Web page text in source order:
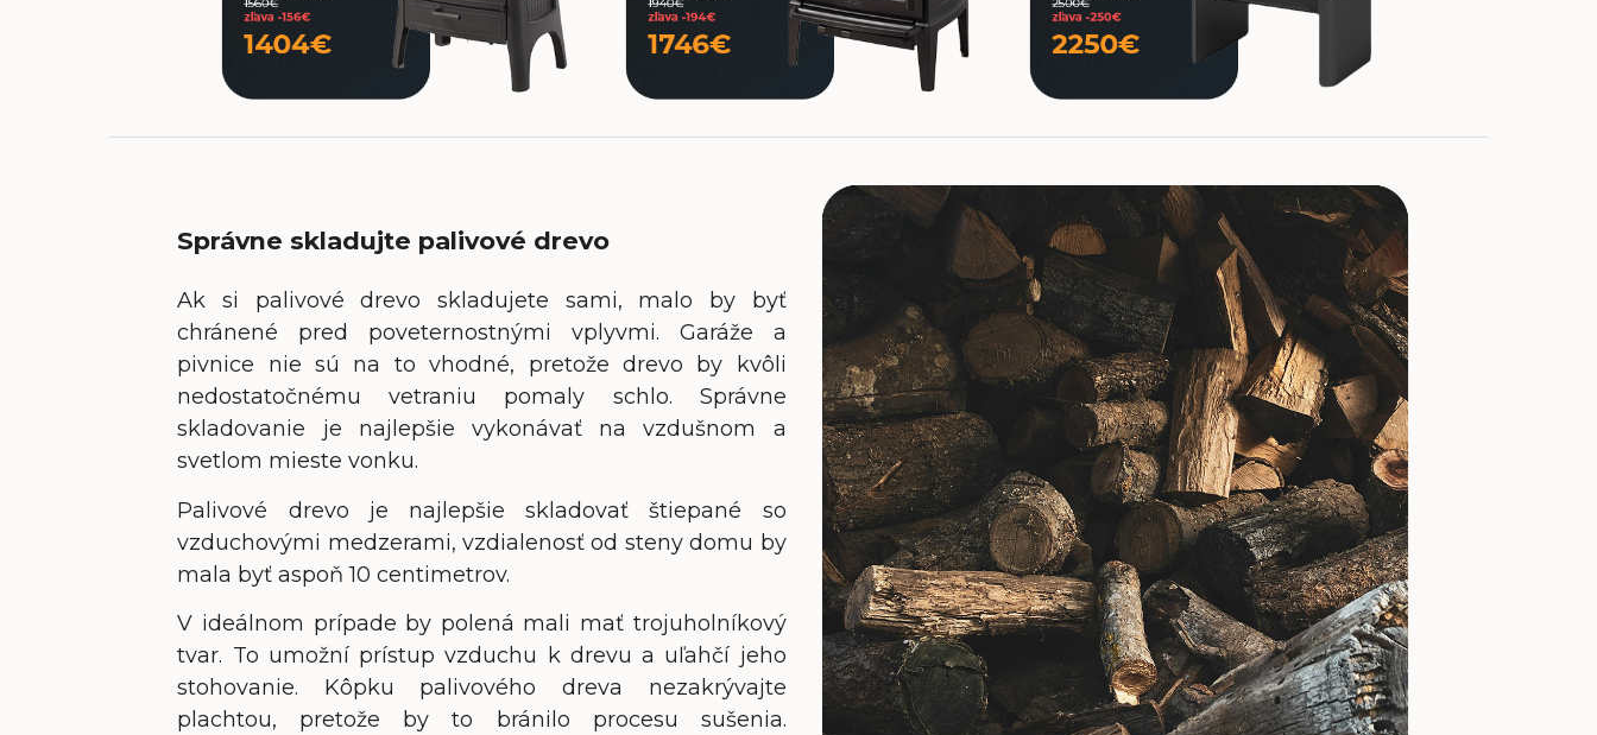
Správne skladujte palivové drevo
Ak si palivové drevo skladujete sami, malo by byť
chránené pred poveternostnými vplyvmi. Garáže a
pivnice nie sú na to vhodné, pretože drevo by kvôli
nedostatočnému vetraniu pomaly schlo. Správne
skladovanie je najlepšie vykonávať na vzdušnom a
svetlom mieste vonku.
Palivové drevo je najlepšie skladovať štiepané so
vzduchovými medzerami, vzdialenosť od steny domu by
mala byť aspoň 10 centimetrov.
V ideálnom prípade by polená mali mať trojuholníkový
tvar. To umožní prístup vzduchu k drevu a uľahčí jeho
stohovanie. Kôpku palivového dreva nezakrývajte
plachtou, pretože by to bránilo procesu sušenia.